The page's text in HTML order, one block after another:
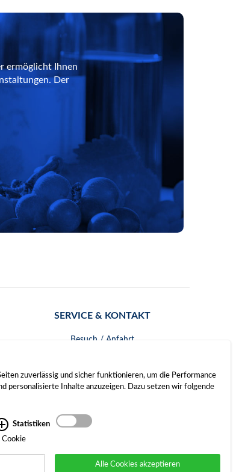
ermöglicht Ihnen
Der
SERVICE & KONTAKT
Besuch / Anfahrt
zuverlässig und sicher funktionieren, um die Performance
personalisierte Inhalte anzuzeigen. Dazu setzen wir folgende
Statistiken
Cookie
Alle Cookies akzeptieren